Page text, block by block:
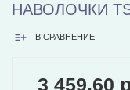
НАВОЛОЧКИ
В СРАВНЕНИЕ
3 459.60